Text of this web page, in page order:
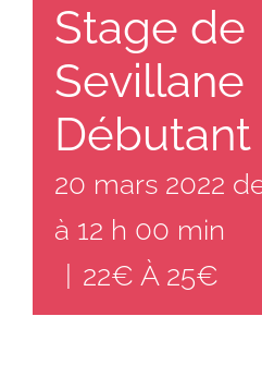
Stage de
Sevillane
Débutant
20 mars 2022
à 12 h 00 min
22€ À 25€